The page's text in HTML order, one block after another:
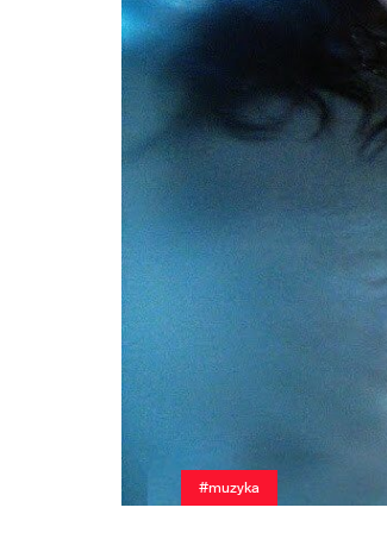
#muzyka